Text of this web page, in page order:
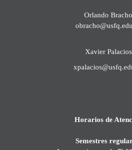
Orlando Bracho
Xavier Palacios
Horarios de
Semestres